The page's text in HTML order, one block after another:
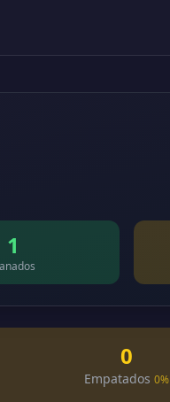
1
0
Empatados 0%